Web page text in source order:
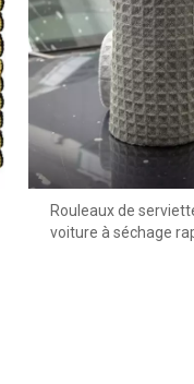
Rouleaux de
voiture à séchage